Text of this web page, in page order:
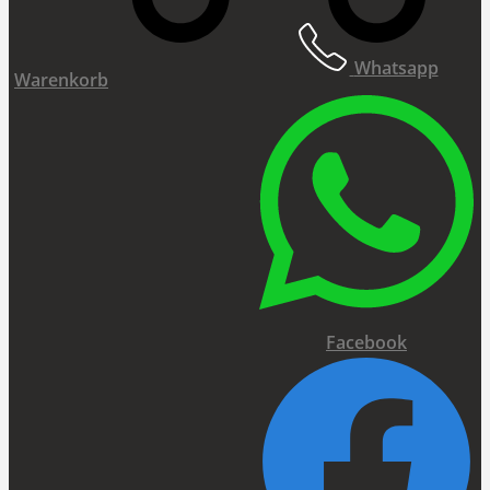
Warenkorb Whatsapp
Facebook